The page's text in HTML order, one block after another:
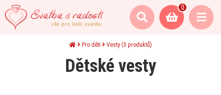
0
Pro děti Vesty(3 produktů)
Dětské vesty